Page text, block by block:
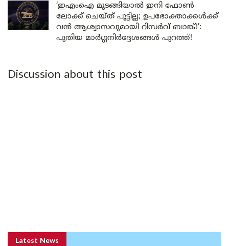
‘ഇഎംഐ മുടങ്ങിയാൽ ഇനി ഫോൺ
ലോക്ക് ചെയ്ത് പൂട്ടില്ല; ഉപഭോക്താക്കൾക്ക്
വൻ ആശ്വാസവുമായി റിസർവ് ബാങ്ക്!’:
പുതിയ മാർഗ്ഗനിർദ്ദേശങ്ങൾ പുറത്ത്!
Discussion about this post
Latest News